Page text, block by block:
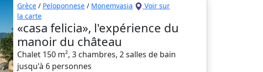
Grèce / Peloponnese / Monemvasia
Voir sur
la carte
«casa felicia», l'expérience du
manoir du château
Chalet 150 m², 3 chambres, 2 salles de bain
jusqu'à 6 personnes